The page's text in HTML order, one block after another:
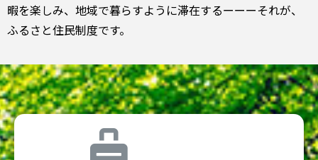
暇を楽しみ、地域で暮らすように滞在するーーーそれが、
ふるさと住民制度です。